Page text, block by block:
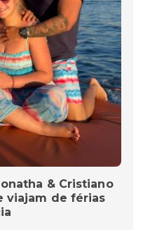
& Cristiano
viajam de férias